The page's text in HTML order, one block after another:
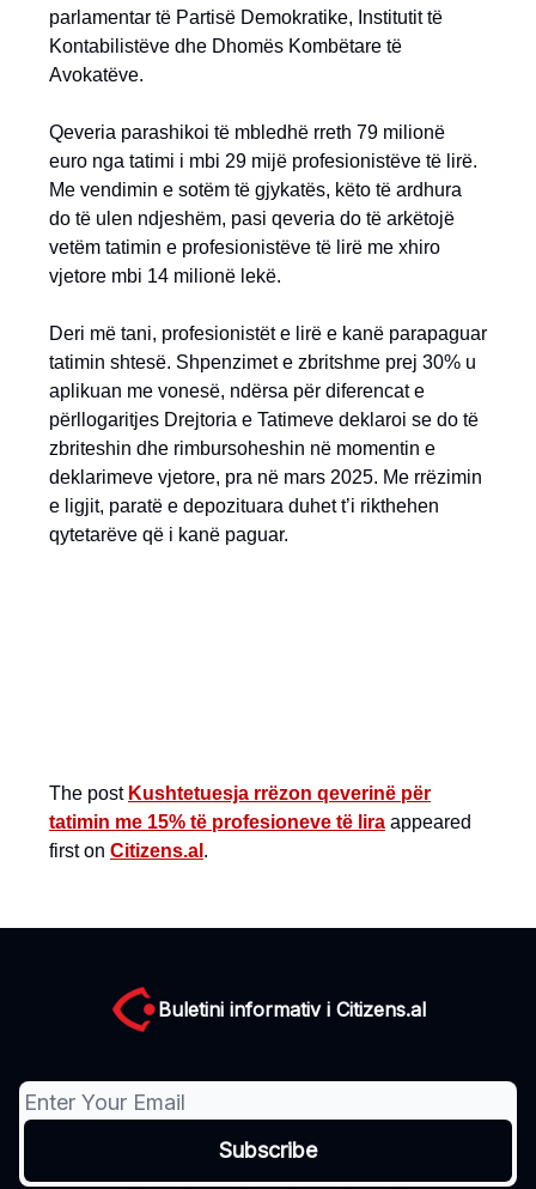
parlamentar të Partisë Demokratike, Institutit të
Kontabilistëve dhe Dhomës Kombëtare të
Avokatëve.
Qeveria parashikoi të mbledhë rreth 79 milionë
euro nga tatimi i mbi 29 mijë profesionistëve të lirë.
Me vendimin e sotëm të gjykatës, këto të ardhura
do të ulen ndjeshëm, pasi qeveria do të arkëtojë
vetëm tatimin e profesionistëve të lirë me xhiro
vjetore mbi 14 milionë lekë.
Deri më tani, profesionistët e lirë e kanë parapaguar
tatimin shtesë. Shpenzimet e zbritshme prej 30% u
aplikuan me vonesë, ndërsa për diferencat e
përllogaritjes Drejtoria e Tatimeve deklaroi se do të
zbriteshin dhe rimbursoheshin në momentin e
deklarimeve vjetore, pra në mars 2025. Me rrëzimin
e ligjit, paratë e depozituara duhet t’i rikthehen
qytetarëve që i kanë paguar.
The post Kushtetuesja rrëzon qeverinë për
tatimin me 15% të profesioneve të lira appeared
first on Citizens.al .
Buletini informativ i Citizens.al